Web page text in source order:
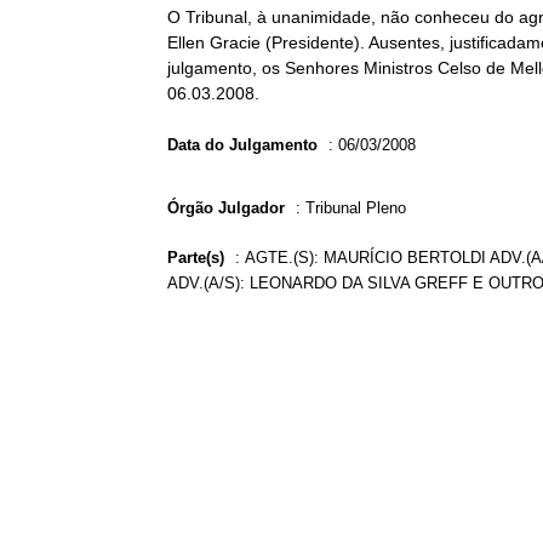
O Tribunal, à unanimidade, não conheceu do
Ellen Gracie (Presidente). Ausentes,
julgamento, os Senhores Ministros Celso de
06.03.2008.
Data do Julgamento : 06/03/2008
Órgão Julgador : Tribunal Pleno
Parte(s) : AGTE.(S): MAURÍCIO BERTOLDI
ADV.(A/S): LEONARDO DA SILVA GREFF E